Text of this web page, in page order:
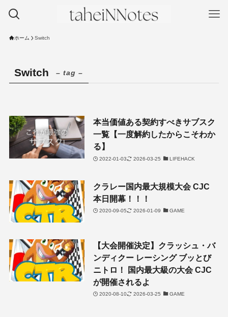
ホーム Switch
Switch – tag –
本当価値ある契約すべきサブスク
一覧【一度解約したからこそわか
る】
2022-01-03 2026-03-25 LIFEHACK
クラレー国内最大規模大会 CJC
本日開幕！！！
2020-09-05 2026-01-09 GAME
【大会開催決定】クラッシュ・バ
ンディクー レーシング ブッとび
ニトロ！ 国内最大級の大会 CJC
が開催されるよ
2020-08-10 2026-03-25 GAME